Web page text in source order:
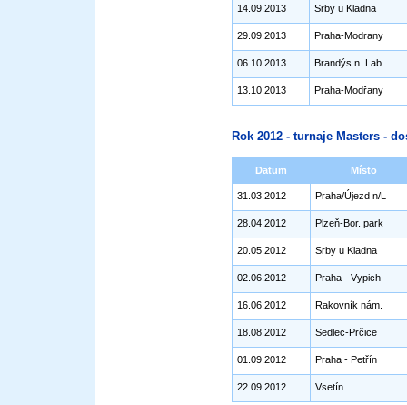
14.09.2013 Srby u Kladna
29.09.2013 Praha-Modrany
06.10.2013 Brandýs n. Lab.
13.10.2013 Praha-Modřany
Rok 2012 - turnaje Masters -
Datum Místo
31.03.2012 Praha/Újezd n/L
28.04.2012 Plzeň-Bor. park
20.05.2012 Srby u Kladna
02.06.2012 Praha - Vypich
16.06.2012 Rakovník nám.
18.08.2012 Sedlec-Prčice
01.09.2012 Praha - Petřín
22.09.2012 Vsetín